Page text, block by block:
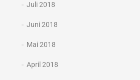
Juli 2018
Juni 2018
Mai 2018
April 2018